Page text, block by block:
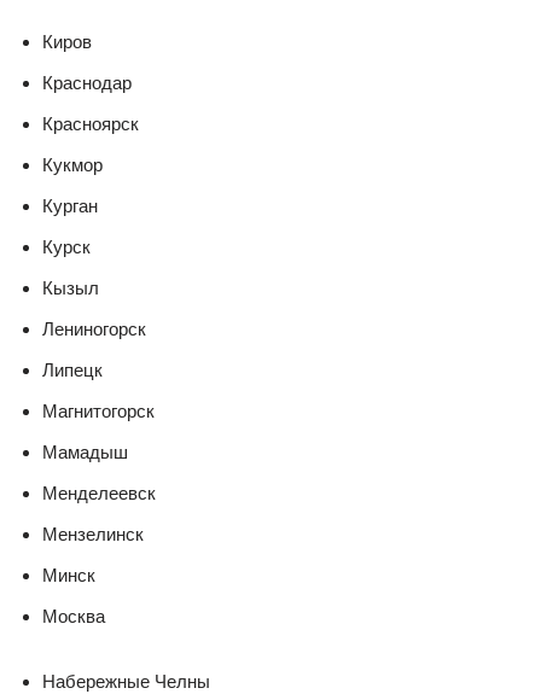
Киров
Краснодар
Красноярск
Кукмор
Курган
Курск
Кызыл
Лениногорск
Липецк
Магнитогорск
Мамадыш
Менделеевск
Мензелинск
Минск
Москва
Набережные Челны